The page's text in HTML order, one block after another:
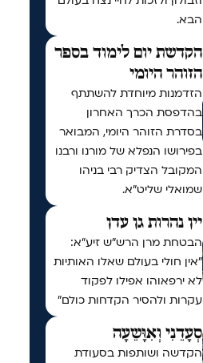
הבא.
הקדשת יום לימוד בספר
הזוהר היומי
הזדמנות מיוחדת להשתתף
בהדפסת הכרך האחרון
בסדרת הזוהר היומי, המבואר
בפירושו הנפלא של מורנו ורבנו
המקובל הצדיק רבי בניהו
שמואלי שליט״א.
יין נהרות גן עדן
הבטחת מרן הרש"ש זיע"א:
"אין חולי בעולם שאלו האותיות
לא ירפאוהו אפילו לפקוד
עקרות ולהסיר הקדחות כולם"
סְעָדֵנִי וְאִוָּשֵעָה
הקדשה ושותפות בסעודת